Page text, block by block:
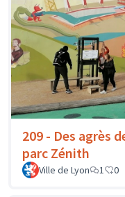
209 - Des agrès
parc Zénith
Ville de Lyon 1 0